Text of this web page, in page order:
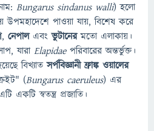
Bungarus sindanus walli) হলো
উপমহাদেশে পাওয়া যায়, বিশেষ করে
, নেপাল এবংভুটানেরমতো এলাকায়।
যারা Elapidaeপরিবারের অন্তর্ভুক্ত।
বিখ্যাতসর্পবিজ্ঞানী ফ্রাঙ্ক ওয়ালের
(Bungarus caeruleus) এর
একটি স্বতন্ত্র প্রজাতি।